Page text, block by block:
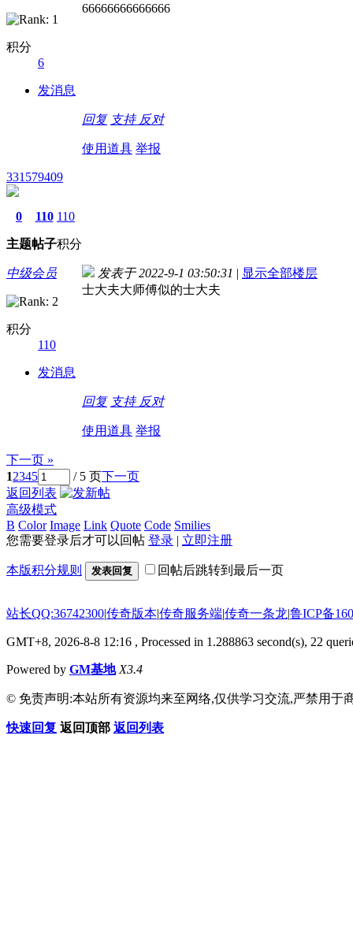
积分
6
发消息
66666666666666
回复 支持 反对
使用道具 举报
331579409
0
主题
110
帖子
110
积分
中级会员
积分
110
发消息
发表于 2022-9-1 03:50:31 | 显示全部楼层
士大夫大师傅似的士大夫
回复 支持 反对
使用道具 举报
下一页 »
12345 / 5 页下一页
返回列表
高级模式
B Color Image Link Quote Code Smilies
您需要登录后才可以回帖 登录 | 立即注册
本版积分规则 发表回复 回帖后跳转到最后一页
站长QQ:36742300|传奇版本|传奇服务端|传奇一条龙|鲁ICP备
GMT+8, 2026-8-8 12:16 , Processed in 1.288863 second(s), 22
Powered by GM基地 X3.4
© 免责声明:本站所有资源均来至网络,仅供学习交流,严禁用于
快速回复 返回顶部 返回列表